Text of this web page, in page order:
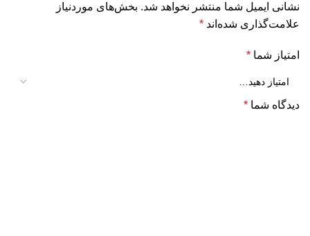
نشانی ایمیل شما منتشر نخواهد شد. بخش‌های موردنیاز
علامت‌گذاری شده‌اند *
امتیاز شما *
دیدگاه شما *